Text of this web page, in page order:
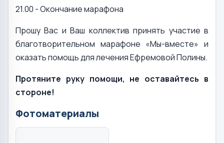
21.00 - Окончание марафона
Прошу Вас и Ваш коллектив принять участие в
благотворительном марафоне «Мы-вместе» и
оказать помощь для лечения Ефремовой Полины.
Протяните руку помощи, не оставайтесь в
стороне!
Фотоматериалы